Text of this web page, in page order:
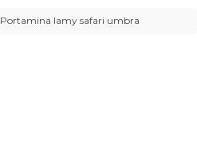
Portamina lamy safari umbra